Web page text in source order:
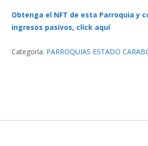
Obtenga el NFT de esta Parroquia y
ingresos pasivos, click aquí
Categoría: PARROQUIAS ESTADO